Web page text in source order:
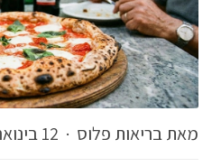
מאת בריאות פלוס · 12 בינואר 2026